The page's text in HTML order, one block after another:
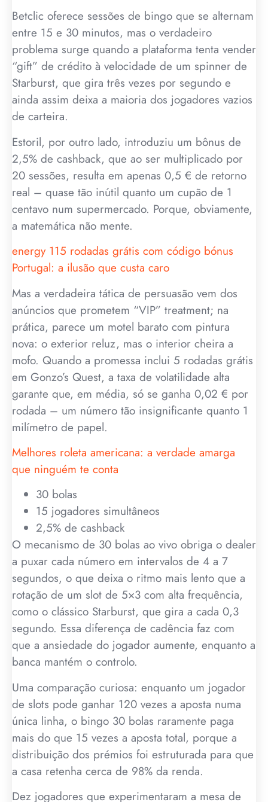
Betclic oferece sessões de bingo que se alternam
entre 15 e 30 minutos, mas o verdadeiro
problema surge quando a plataforma tenta vender
“gift” de crédito à velocidade de um spinner de
Starburst, que gira três vezes por segundo e
ainda assim deixa a maioria dos jogadores vazios
de carteira.
Estoril, por outro lado, introduziu um bônus de
2,5% de cashback, que ao ser multiplicado por
20 sessões, resulta em apenas 0,5 € de retorno
real – quase tão inútil quanto um cupão de 1
centavo num supermercado. Porque, obviamente,
a matemática não mente.
energy 115 rodadas grátis com código bónus
Portugal: a ilusão que custa caro
Mas a verdadeira tática de persuasão vem dos
anúncios que prometem “VIP” treatment; na
prática, parece um motel barato com pintura
nova: o exterior reluz, mas o interior cheira a
mofo. Quando a promessa inclui 5 rodadas grátis
em Gonzo’s Quest, a taxa de volatilidade alta
garante que, em média, só se ganha 0,02 € por
rodada – um número tão insignificante quanto 1
milímetro de papel.
Melhores roleta americana: a verdade amarga
que ninguém te conta
30 bolas
15 jogadores simultâneos
2,5% de cashback
O mecanismo de 30 bolas ao vivo obriga o dealer
a puxar cada número em intervalos de 4 a 7
segundos, o que deixa o ritmo mais lento que a
rotação de um slot de 5×3 com alta frequência,
como o clássico Starburst, que gira a cada 0,3
segundo. Essa diferença de cadência faz com
que a ansiedade do jogador aumente, enquanto a
banca mantém o controlo.
Uma comparação curiosa: enquanto um jogador
de slots pode ganhar 120 vezes a aposta numa
única linha, o bingo 30 bolas raramente paga
mais do que 15 vezes a aposta total, porque a
distribuição dos prémios foi estruturada para que
a casa retenha cerca de 98% da renda.
Dez jogadores que experimentaram a mesa de